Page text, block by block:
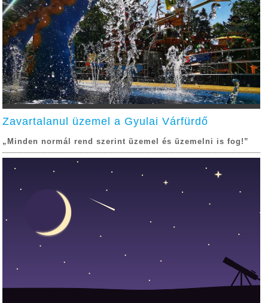
Zavartalanul üzemel a Gyulai Várfürdő
„Minden normál rend szerint üzemel és üzemelni is fog!”